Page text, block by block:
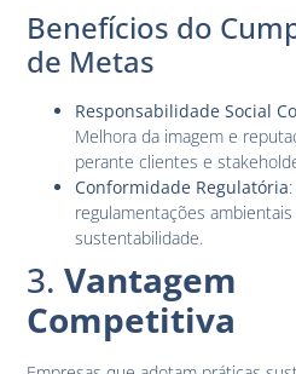
Benefícios do
de Metas
Responsabilidade Social
Melhora da imagem e
perante clientes e
Conformidade Regulatória
regulamentações
sustentabilidade.
3.Vantagem
Competitiva